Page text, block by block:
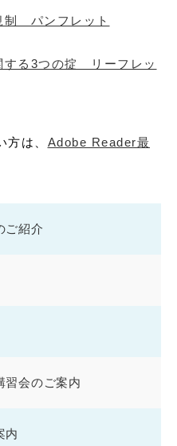
制 パンフレット
する3つの掟 リーフレッ
は、 Adobe Reader最
ご紹介
習会のご案内
内